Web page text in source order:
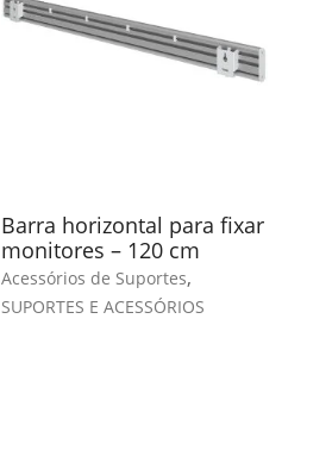
Barra horizontal para fixar
monitores – 120 cm
Acessórios de Suportes,
SUPORTES E ACESSÓRIOS